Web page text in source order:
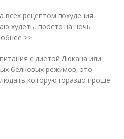
всех рецептом похудения:
худеть, просто на ночь
>>
с диетой Дюкана или
белковых режимов, это
которую гораздо проще.